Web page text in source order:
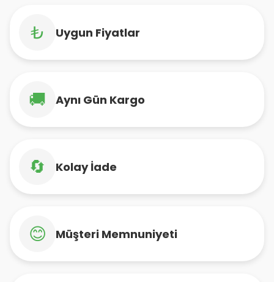
₺ Uygun Fiyatlar
🚚 Aynı Gün Kargo
🔄 Kolay İade
😊 Müşteri Memnuniyeti